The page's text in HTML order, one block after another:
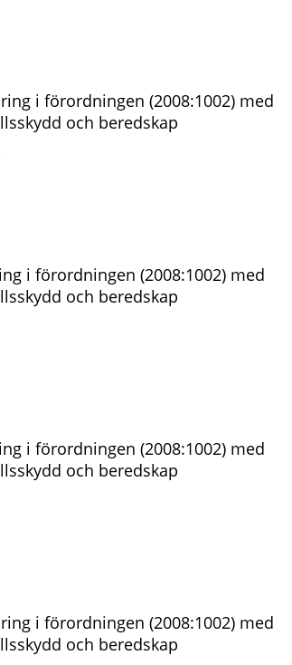
i förordningen (2008:1002) med
och beredskap
i förordningen (2008:1002) med
och beredskap
i förordningen (2008:1002) med
och beredskap
i förordningen (2008:1002) med
och beredskap